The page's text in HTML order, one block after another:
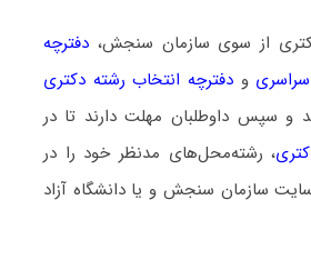
دکتری از سوی سازمان سنجش،دفترچه
ودفترچه انتخاب رشته دکتری
و سپس داوطلبان مهلت دارند تا در
، رشته‌محل‌های مدنظر خود را در
سازمان سنجش و یا دانشگاه آزاد